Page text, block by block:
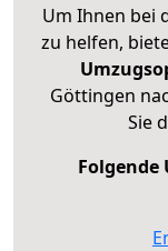
Um Ihnen bei
zu helfen,
Göttingen
Sie
Folgende